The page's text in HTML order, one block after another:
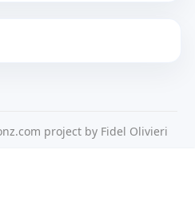
project by Fidel Olivieri